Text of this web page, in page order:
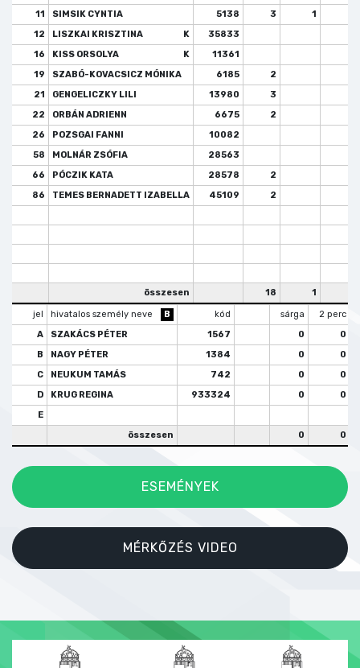
11
SIMSIK CYNTIA 5138 3 1
12
LISZKAI KRISZTINA K
35833
16
KISS ORSOLYA K
11361
19
SZABÓ-KOVACSICZ MÓNIKA 6185
2
21
GENGELICZKY LILI 13980
3
22
ORBÁN ADRIENN 6675
2
26
POZSGAI FANNI
10082
58
MOLNÁR ZSÓFIA
28563
66
PÓCZIK KATA 28578 2
86
TEMES BERNADETT IZABELLA 45109 2
összesen 18 1
jel hivatalos személy neve B kód sárga
2 perc
A
SZAKÁCS PÉTER 1567 0
0
B
NAGY PÉTER 1384 0
0
C
NEUKUM TAMÁS 742 0
0
D
KRUG REGINA 933324 0
0
E
összesen
0 0
ESEMÉNYEK
MÉRKŐZÉS VIDEO